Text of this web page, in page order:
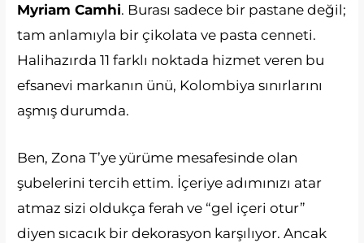
Myriam Camhi. Burası sadece bir pastane değil;
tam anlamıyla bir çikolata ve pasta cenneti.
Halihazırda 11 farklı noktada hizmet veren bu
efsanevi markanın ünü, Kolombiya sınırlarını
aşmış durumda.
Ben, Zona T’ye yürüme mesafesinde olan
şubelerini tercih ettim. İçeriye adımınızı atar
atmaz sizi oldukça ferah ve “gel içeri otur”
diyen sıcacık bir dekorasyon karşılıyor. Ancak